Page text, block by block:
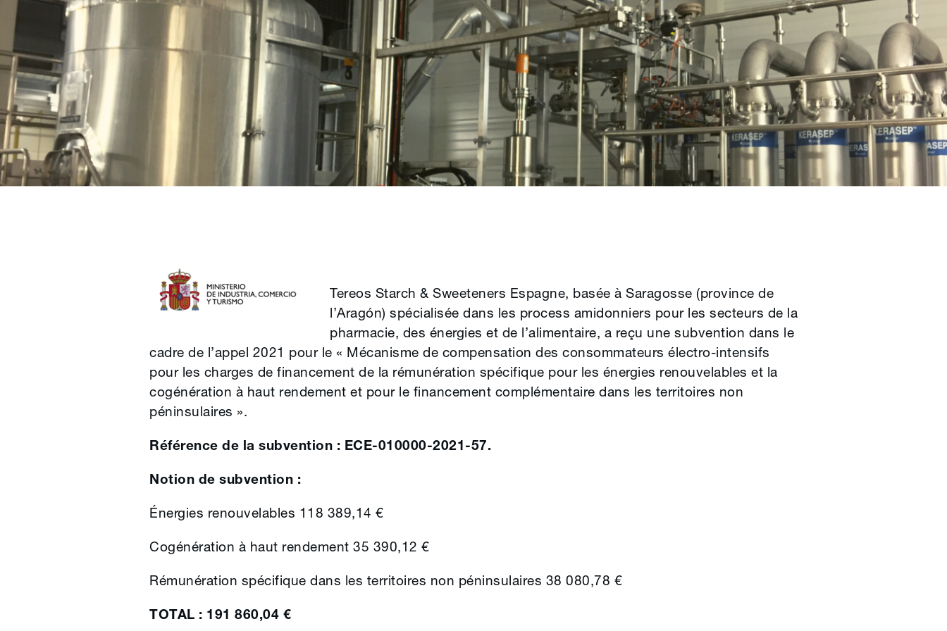
Tereos Starch & Sweeteners Espagne, basée à Saragosse (province de
l’Aragón) spécialisée dans les process amidonniers pour les secteurs de la
pharmacie, des énergies et de l’alimentaire, a reçu une subvention dans le
cadre de l’appel 2021 pour le « Mécanisme de compensation des consommateurs électro-intensifs
pour les charges de financement de la rémunération spécifique pour les énergies renouvelables et la
cogénération à haut rendement et pour le financement complémentaire dans les territoires non
péninsulaires ».
Référence de la subvention : ECE-010000-2021-57.
Notion de subvention :
Énergies renouvelables 118 389,14 €
Cogénération à haut rendement 35 390,12 €
Rémunération spécifique dans les territoires non péninsulaires 38 080,78 €
TOTAL : 191 860,04 €